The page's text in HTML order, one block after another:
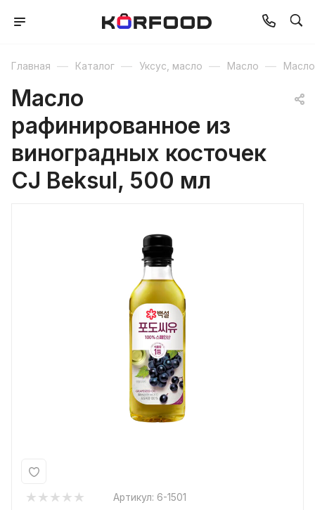
Главная — Каталог — Уксус, масло — Масло —
Масло
рафинированное из
виноградных косточек
CJ Beksul, 500 мл
Артикул: 6-1501